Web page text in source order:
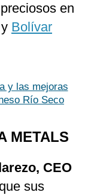
en
Bolívar
y las mejoras
Río Seco
METALS
CEO
sus